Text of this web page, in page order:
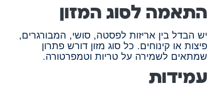
התאמה לסוג המזון
יש הבדל בין אריזות לפסטה, סושי, המבורגרים,
פיצות או קינוחים. כל סוג מזון דורש פתרון
שמתאים לשמירה על טריות וטמפרטורה.
עמידות